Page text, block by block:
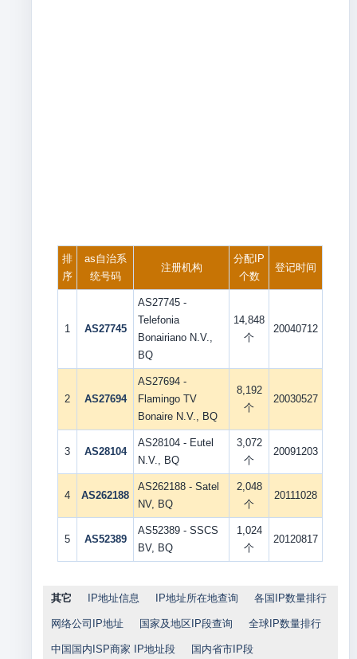
排
序
as自治系
统号码
注册机构
分配IP
个数
登记时间
1 AS27745
AS27745 -
Telefonia
Bonairiano N.V.,
BQ
14,848
个
20040712
2 AS27694
AS27694 -
Flamingo TV
Bonaire N.V., BQ
8,192
个
20030527
3 AS28104
AS28104 - Eutel
N.V., BQ
3,072
个
20091203
4 AS262188
AS262188 - Satel
NV, BQ
2,048
个
20111028
5 AS52389
AS52389 - SSCS
BV, BQ
1,024
个
20120817
其它 IP地址信息 IP地址所在地查询 各国IP数量排行
网络公司IP地址 国家及地区IP段查询 全球IP数量排行
中国国内ISP商家 IP地址段 国内省市IP段